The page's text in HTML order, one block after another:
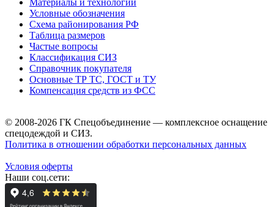
Материалы и технологии
Условные обозначения
Схема районирования РФ
Таблица размеров
Частые вопросы
Классификация СИЗ
Справочник покупателя
Основные ТР ТС, ГОСТ и ТУ
Компенсация средств из ФСС
© 2008-2026 ГК Спецобъединение — комплексное оснащение
спецодеждой и СИЗ.
Политика в отношении обработки персональных данных
Условия оферты
Наши соц.сети: